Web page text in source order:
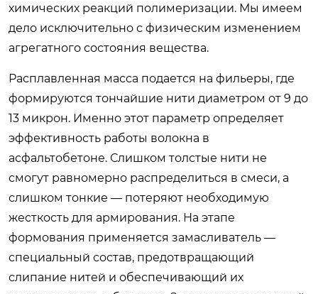
химических реакций полимеризации. Мы имеем
дело исключительно с физическим изменением
агрегатного состояния вещества.
Расплавленная масса подается на фильеры, где
формируются тончайшие нити диаметром от 9 до
13 микрон. Именно этот параметр определяет
эффективность работы волокна в
асфальтобетоне. Слишком толстые нити не
смогут равномерно распределиться в смеси, а
слишком тонкие — потеряют необходимую
жесткость для армирования. На этапе
формования применяется замасливатель —
специальный состав, предотвращающий
слипание нитей и обеспечивающий их